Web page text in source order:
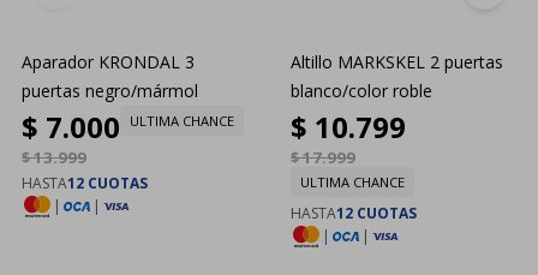
Aparador KRONDAL 3
puertas negro/mármol
$ 7.000
$13.999
ULTIMA CHANCE
HASTA12 CUOTAS
|
|
Altillo MARKSKEL 2 puertas
blanco/color roble
$ 10.799
$17.999
ULTIMA CHANCE
HASTA12 CUOTAS
|
|